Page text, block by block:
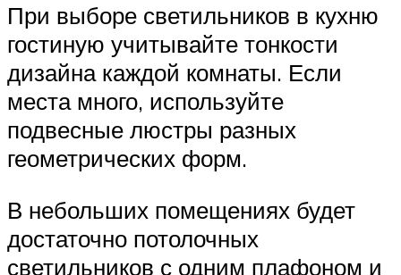
При выборе светильников в кухню
гостиную учитывайте тонкости
дизайна каждой комнаты. Если
места много, используйте
подвесные люстры разных
геометрических форм.
В небольших помещениях будет
достаточно потолочных
светильников с одним плафоном и